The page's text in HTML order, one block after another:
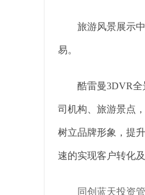
旅游风景展示中
易。
酷雷曼3DVR全景
司机构、旅游景点
树立品牌形象，提
速的实现客户转化
同创蓝天投资